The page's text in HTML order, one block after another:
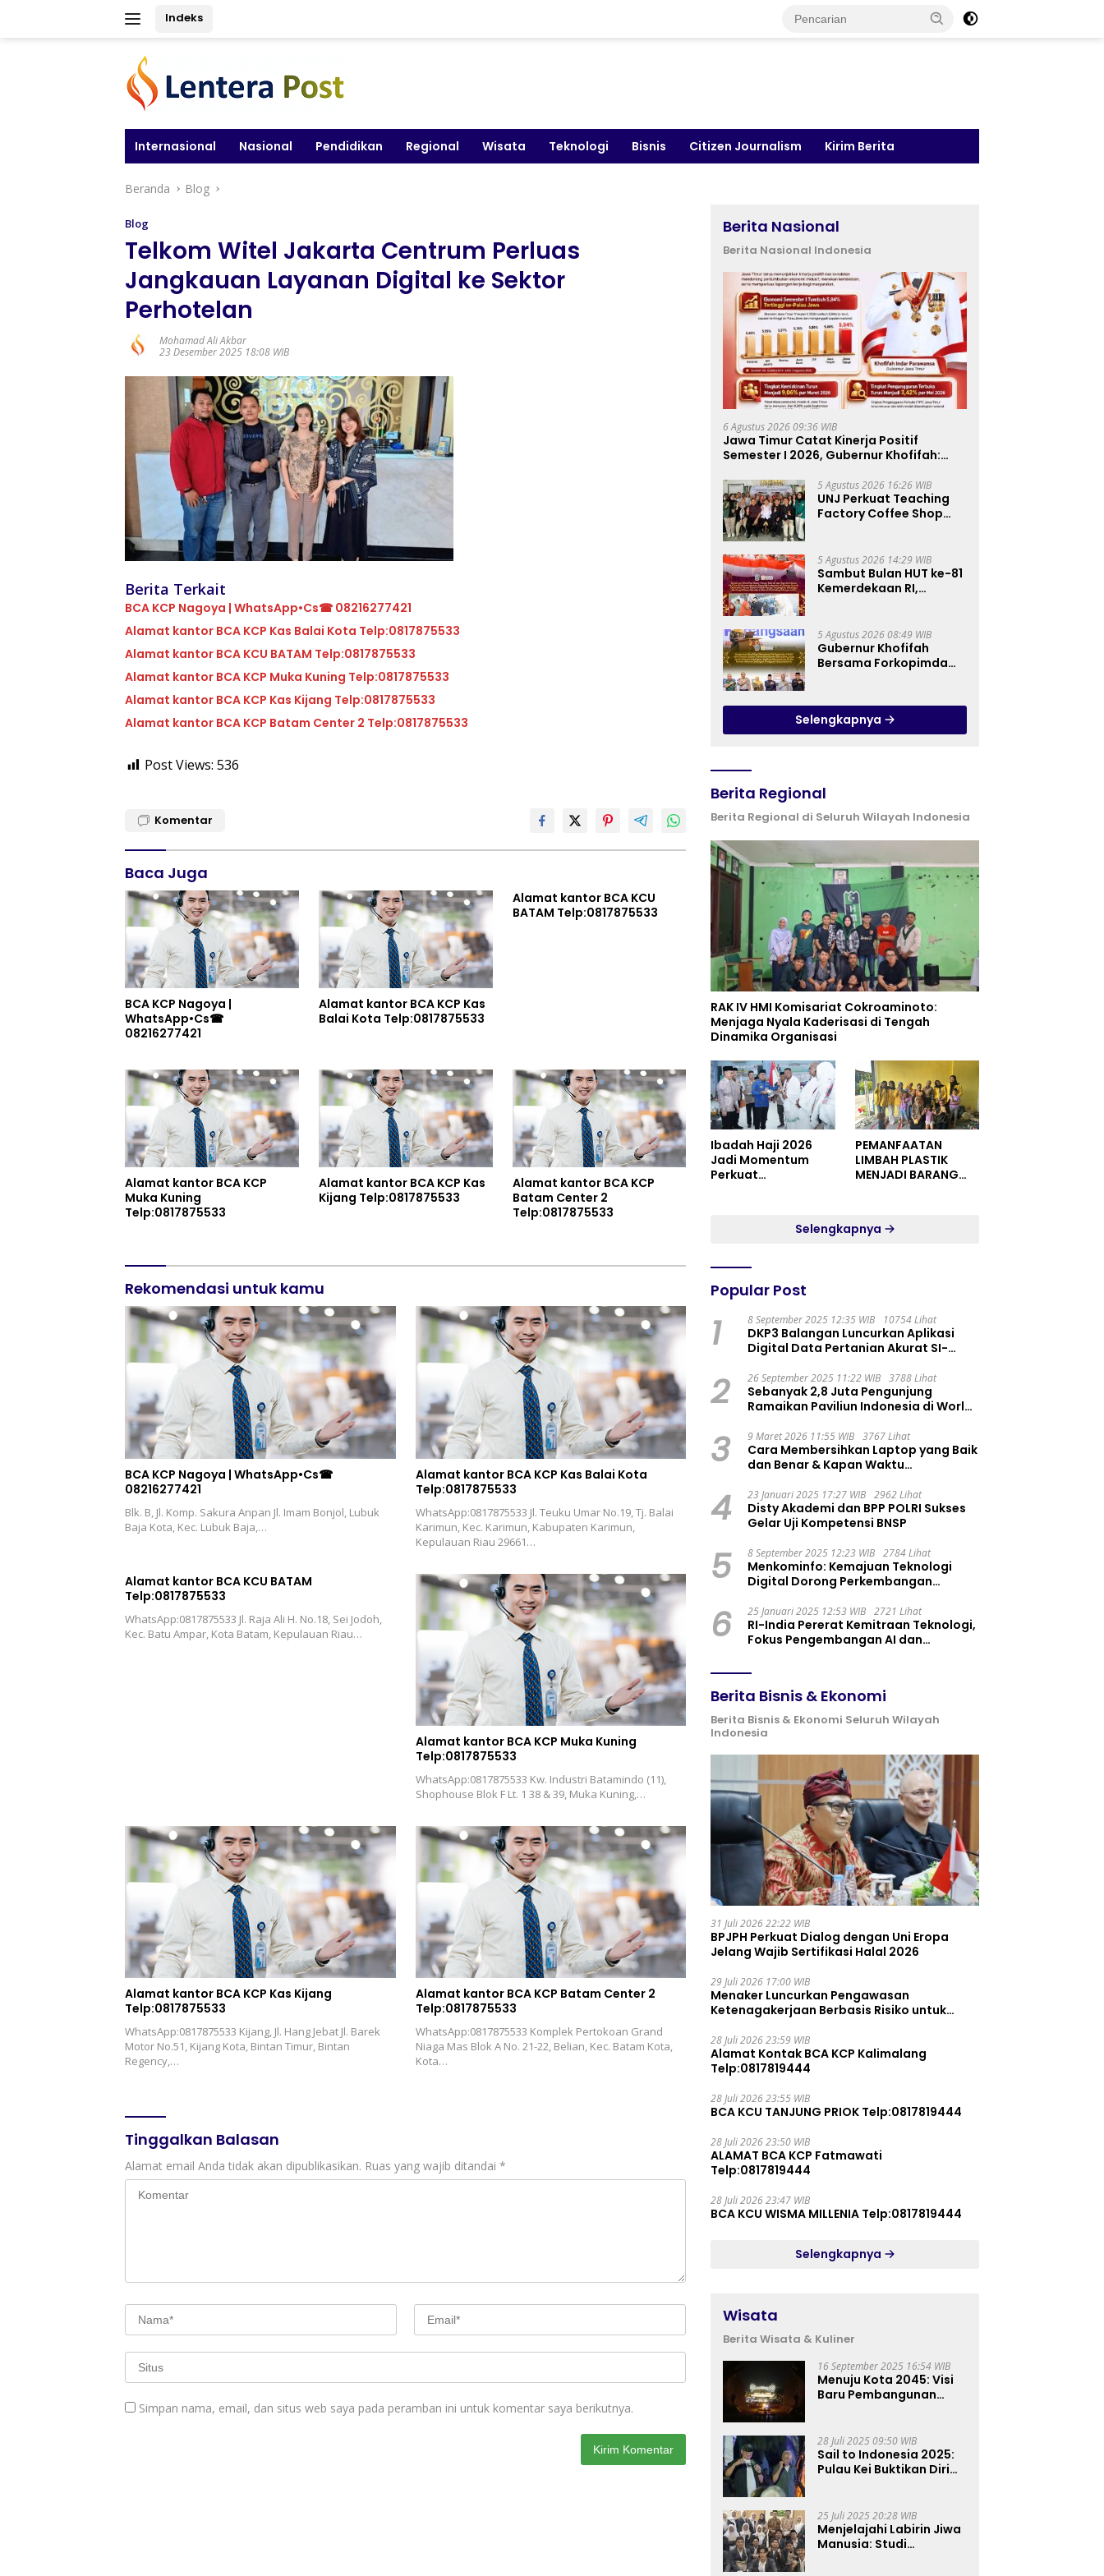
Indeks
Internasional Nasional Pendidikan Regional Wisata Teknologi Bisnis Citizen Journalism Kirim Berita
Beranda Blog
Blog
Telkom Witel Jakarta Centrum Perluas
Jangkauan Layanan Digital ke Sektor
Perhotelan
Mohamad Ali Akbar
23 Desember 2025 18:08 WIB
Berita Terkait
BCA KCP Nagoya | WhatsApp•Cs☎ 08216277421
Alamat kantor BCA KCP Kas Balai Kota Telp:0817875533
Alamat kantor BCA KCU BATAM Telp:0817875533
Alamat kantor BCA KCP Muka Kuning Telp:0817875533
Alamat kantor BCA KCP Kas Kijang Telp:0817875533
Alamat kantor BCA KCP Batam Center 2 Telp:0817875533
Post Views: 536
Komentar
Baca Juga
BCA KCP Nagoya |
WhatsApp•Cs☎
08216277421
Alamat kantor BCA KCP Kas
Balai Kota Telp:0817875533
Alamat kantor BCA KCU
BATAM Telp:0817875533
Alamat kantor BCA KCP
Muka Kuning
Telp:0817875533
Alamat kantor BCA KCP Kas
Kijang Telp:0817875533
Alamat kantor BCA KCP
Batam Center 2
Telp:0817875533
Rekomendasi untuk kamu
BCA KCP Nagoya | WhatsApp•Cs☎
08216277421
Blk. B, Jl. Komp. Sakura Anpan Jl. Imam Bonjol, Lubuk
Baja Kota, Kec. Lubuk Baja,…
Alamat kantor BCA KCP Kas Balai Kota
Telp:0817875533
WhatsApp:0817875533 Jl. Teuku Umar No.19, Tj. Balai
Karimun, Kec. Karimun, Kabupaten Karimun,
Kepulauan Riau 29661…
Alamat kantor BCA KCU BATAM
Telp:0817875533
WhatsApp:0817875533 Jl. Raja Ali H. No.18, Sei Jodoh,
Kec. Batu Ampar, Kota Batam, Kepulauan Riau…
Alamat kantor BCA KCP Muka Kuning
Telp:0817875533
WhatsApp:0817875533 Kw. Industri Batamindo (11),
Shophouse Blok F Lt. 1 38 & 39, Muka Kuning,…
Alamat kantor BCA KCP Kas Kijang
Telp:0817875533
WhatsApp:0817875533 Kijang, Jl. Hang Jebat Jl. Barek
Motor No.51, Kijang Kota, Bintan Timur, Bintan
Regency,…
Alamat kantor BCA KCP Batam Center 2
Telp:0817875533
WhatsApp:0817875533 Komplek Pertokoan Grand
Niaga Mas Blok A No. 21-22, Belian, Kec. Batam Kota,
Kota…
Tinggalkan Balasan
Alamat email Anda tidak akan dipublikasikan. Ruas yang wajib ditandai *
Simpan nama, email, dan situs web saya pada peramban ini untuk komentar saya berikutnya.
Berita Nasional
Berita Nasional Indonesia
6 Agustus 2026 09:36 WIB
Jawa Timur Catat Kinerja Positif
Semester I 2026, Gubernur Khofifah:
Pulau Jawa
5 Agustus 2026 16:26 WIB
UNJ Perkuat Teaching
Factory Coffee Shop
Cookies di SLBN 2
Central Kota Cimahi
5 Agustus 2026 14:29 WIB
Sambut Bulan HUT ke-81
Kemerdekaan RI,
Murah di Gresik dengan
Berbagi Ribuan Bendera
Merah Putih Bagi
5 Agustus 2026 08:49 WIB
Gubernur Khofifah
Bersama Forkopimda
Komitmen Jaga
Kedamaian Jawa Timur
serta Semangat
Selengkapnya
Berita Regional
Berita Regional di Seluruh Wilayah Indonesia
RAK IV HMI Komisariat Cokroaminoto:
Menjaga Nyala Kaderisasi di Tengah
Dinamika Organisasi
Ibadah Haji 2026
Jadi Momentum
Perkuat
PEMANFAATAN
LIMBAH PLASTIK
MENJADI BARANG
RESIDENCE
Selengkapnya
Popular Post
1 8 September 2025 12:35 WIB 10754 Lihat
DKP3 Balangan Luncurkan Aplikasi
Digital Data Pertanian Akurat SI-
2 26 September 2025 11:22 WIB 3788 Lihat
Sebanyak 2,8 Juta Pengunjung
Ramaikan Paviliun Indonesia di World
3 9 Maret 2026 11:55 WIB 3767 Lihat
Cara Membersihkan Laptop yang Baik
dan Benar & Kapan Waktu
4 23 Januari 2025 17:27 WIB 2962 Lihat
Disty Akademi dan BPP POLRI Sukses
Gelar Uji Kompetensi BNSP
5 8 September 2025 12:23 WIB 2784 Lihat
Menkominfo: Kemajuan Teknologi
Digital Dorong Perkembangan
6 25 Januari 2025 12:53 WIB 2721 Lihat
RI-India Pererat Kemitraan Teknologi,
Fokus Pengembangan AI dan
Berita Bisnis & Ekonomi
Berita Bisnis & Ekonomi Seluruh Wilayah
Indonesia
31 Juli 2026 22:22 WIB
BPJPH Perkuat Dialog dengan Uni Eropa
Jelang Wajib Sertifikasi Halal 2026
29 Juli 2026 17:00 WIB
Menaker Luncurkan Pengawasan
Ketenagakerjaan Berbasis Risiko untuk
28 Juli 2026 23:59 WIB
Alamat Kontak BCA KCP Kalimalang
Telp:0817819444
28 Juli 2026 23:55 WIB
BCA KCU TANJUNG PRIOK Telp:0817819444
28 Juli 2026 23:50 WIB
ALAMAT BCA KCP Fatmawati
Telp:0817819444
28 Juli 2026 23:47 WIB
BCA KCU WISMA MILLENIA Telp:0817819444
Selengkapnya
Wisata
Berita Wisata & Kuliner
16 September 2025 16:54 WIB
Menuju Kota 2045: Visi
Baru Pembangunan
28 Juli 2025 09:50 WIB
Sail to Indonesia 2025:
Pulau Kei Buktikan Diri
25 Juli 2025 20:28 WIB
Menjelajahi Labirin Jiwa
Manusia: Studi